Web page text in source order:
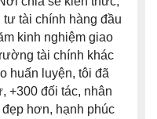
tài chính hàng đầu
kinh nghiệm giao
tài chính khác
huấn luyện, tôi đã
+300 đối tác, nhân
hơn, hạnh phúc